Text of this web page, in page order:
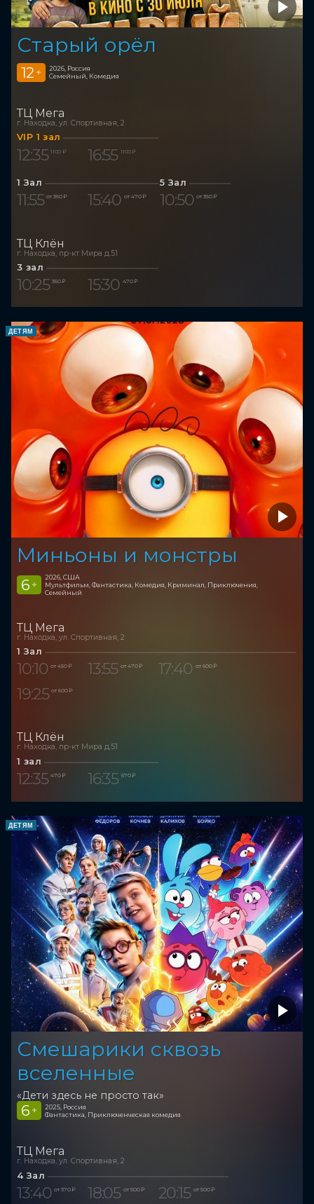
Старый орёл
12 +
2026, Россия
Семейный, Комедия
ТЦ Мега
г. Находка, ул. Спортивная, 2
VIP 1 зал
12:35 1 100 ₽ 16:55 1 100 ₽
1 Зал
11:55 от 350 ₽ 15:40 от 470 ₽
5 Зал
10:50 от 350 ₽
ТЦ Клён
г. Находка, пр-кт Мира д.51
3 зал
10:25 350 ₽ 15:30 470 ₽
ДЕТЯМ
Миньоны и монстры
6 +
2026, США
Мультфильм, Фантастика, Комедия, Криминал, Приключения,
Семейный
ТЦ Мега
г. Находка, ул. Спортивная, 2
1 Зал
10:10 от 450 ₽ 13:55 от 470 ₽ 17:40 от 600 ₽
19:25 от 600 ₽
ТЦ Клён
г. Находка, пр-кт Мира д.51
1 зал
12:35 470 ₽ 16:35 570 ₽
ДЕТЯМ
Смешарики сквозь
вселенные
«Дети здесь не просто так»
6 +
2025, Россия
Фантастика, Приключенческая комедия
ТЦ Мега
г. Находка, ул. Спортивная, 2
4 Зал
13:40 от 370 ₽ 18:05 от 500 ₽ 20:15 от 500 ₽